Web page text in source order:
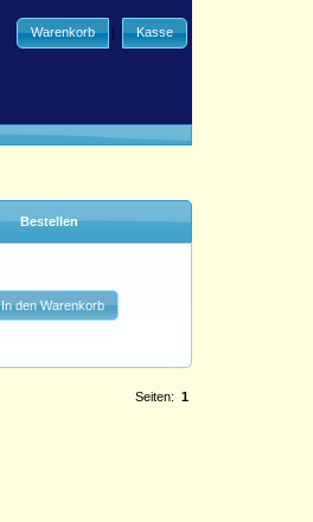
Warenkorb | Kasse
Bestellen
In den Warenkorb
Seiten: 1